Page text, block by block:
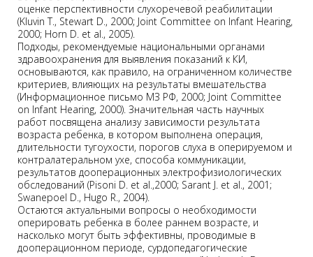
оценке перспективности слухоречевой реабилитации
(Kluvin T., Stewart D., 2000; Joint Committee on Infant Hearing,
2000; Horn D. et al., 2005).
Подходы, рекомендуемые национальными органами
здравоохранения для выявления показаний к КИ,
основываются, как правило, на ограниченном количестве
критериев, влияющих на результаты вмешательства
(Информационное письмо МЗ РФ, 2000; Joint Committee
on Infant Hearing, 2000). Значительная часть научных
работ посвящена анализу зависимости результата
возраста ребенка, в котором выполнена операция,
длительности тугоухости, порогов слуха в оперируемом и
контралатеральном ухе, способа коммуникации,
результатов дооперационных электрофизиологических
обследований (Pisoni D. et al.,2000; Sarant J. et al., 2001;
Swanepoel D., Hugo R., 2004).
Остаются актуальными вопросы о необходимости
оперировать ребенка в более раннем возрасте, и
насколько могут быть эффективны, проводимые в
дооперационном периоде, сурдопедагогические